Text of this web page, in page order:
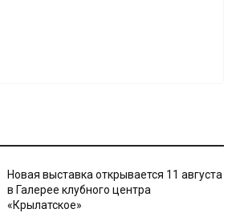
Новая выставка открывается 11 августа
в Галерее клубного центра
«Крылатское»